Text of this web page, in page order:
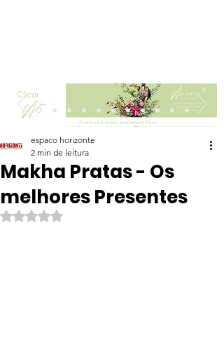
Clicar
Makha Pratas - Os
melhores Presentes
espaco horizonte
2 min de leitura
Avaliado com NaN de 5 estrelas.